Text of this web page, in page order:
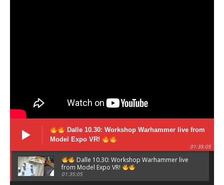
Dalle 10.30: Workshop Warhammer live from
Model Expo VR!
01:35:05
Dalle 10.30: Workshop Warhammer live
from Model Expo VR!
01:35:05